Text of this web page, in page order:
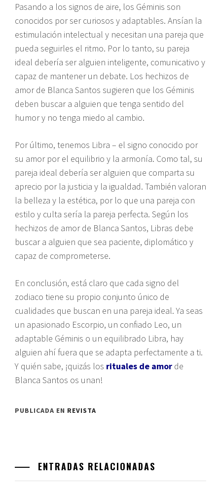
Pasando a los signos de aire, los Géminis son
conocidos por ser curiosos y adaptables. Ansían la
estimulación intelectual y necesitan una pareja que
pueda seguirles el ritmo. Por lo tanto, su pareja
ideal debería ser alguien inteligente, comunicativo y
capaz de mantener un debate. Los hechizos de
amor de Blanca Santos sugieren que los Géminis
deben buscar a alguien que tenga sentido del
humor y no tenga miedo al cambio.
Por último, tenemos Libra – el signo conocido por
su amor por el equilibrio y la armonía. Como tal, su
pareja ideal debería ser alguien que comparta su
aprecio por la justicia y la igualdad. También valoran
la belleza y la estética, por lo que una pareja con
estilo y culta sería la pareja perfecta. Según los
hechizos de amor de Blanca Santos, Libras debe
buscar a alguien que sea paciente, diplomático y
capaz de comprometerse.
En conclusión, está claro que cada signo del
zodiaco tiene su propio conjunto único de
cualidades que buscan en una pareja ideal. Ya seas
un apasionado Escorpio, un confiado Leo, un
adaptable Géminis o un equilibrado Libra, hay
alguien ahí fuera que se adapta perfectamente a ti.
Y quién sabe, ¡quizás los rituales de amor de
Blanca Santos os unan!
PUBLICADA EN REVISTA
ENTRADAS RELACIONADAS